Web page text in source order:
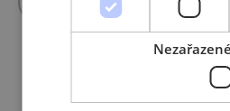
31. 7. 2023 | Tým AMSP ČR
Konference